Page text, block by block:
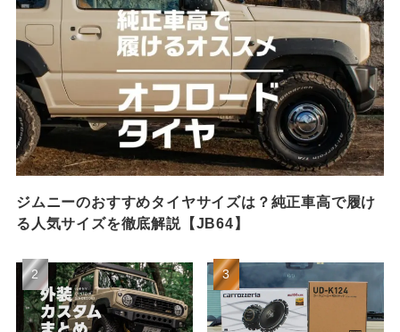
ジムニーのおすすめタイヤサイズは？純正車高で履け
る人気サイズを徹底解説【JB64】